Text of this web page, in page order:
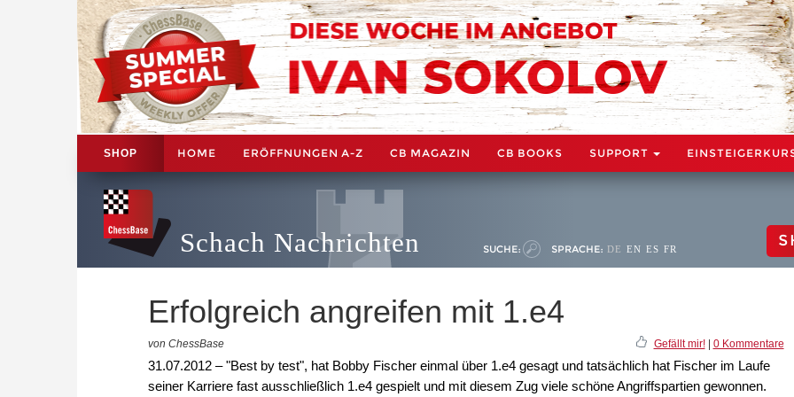
SHOP HOME ERÖFFNUNGEN A-Z CB MAGAZIN CB BOOKS SUPPORT
Schach Nachrichten SUCHE: SPRACHE: DE EN ES FR
Erfolgreich angreifen mit 1.e4
von ChessBase Gefällt mir!| 0 Kommentare
31.07.2012 – "Best by test", hat Bobby Fischer einmal über 1.e4 gesagt und tatsächlich hat Fischer im Laufe
seiner Karriere fast ausschließlich 1.e4 gespielt und mit diesem Zug viele schöne Angriffspartien gewonnen.